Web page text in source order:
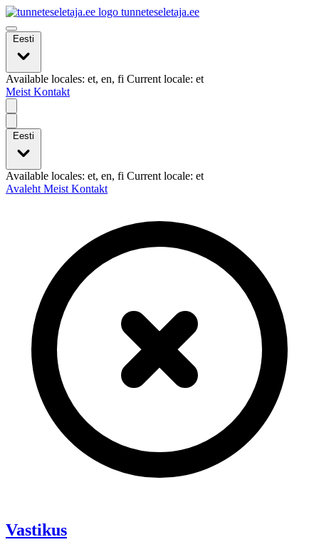
tunneteseletaja.ee
Eesti
Available locales: et, en, fi Current locale: et
Meist Kontakt
Eesti
Available locales: et, en, fi Current locale: et
Avaleht Meist Kontakt
Vastikus